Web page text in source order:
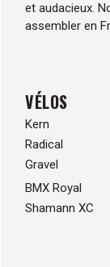
et audacieux.
assembler en
VÉLOS
Kern
Radical
Gravel
BMX Royal
Shamann XC